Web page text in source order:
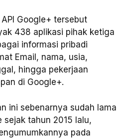
Google+ tersebut
438 aplikasi pihak ketiga
informasi pribadi
Email, nama, usia,
hingga pekerjaan
di Google+.
ini sebenarnya sudah lama
sejak tahun 2015 lalu,
pada